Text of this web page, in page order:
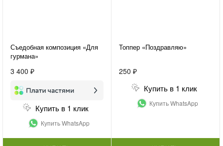
Съедобная композиция «Для
гурмана»
3 400 ₽
Купить в 1 клик
Купить WhatsApp
Топпер «Поздравляю»
250 ₽
Купить в 1 клик
Купить WhatsApp